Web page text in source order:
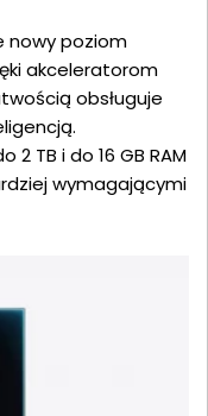
nowy poziom
akceleratorom
obsługuje
TB i do 16 GB RAM
wymagającymi